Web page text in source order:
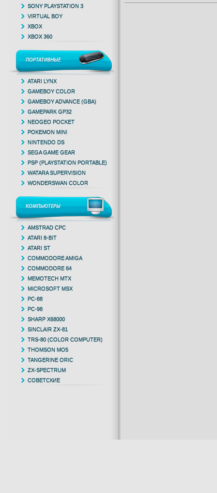
SONY PLAYSTATION 3
VIRTUAL BOY
XBOX
XBOX 360
ПОРТАТИВНЫЕ
ATARI LYNX
GAMEBOY COLOR
GAMEBOY ADVANCE (GBA)
GAMEPARK GP32
NEOGEO POCKET
POKEMON MINI
NINTENDO DS
SEGA GAME GEAR
PSP (PLAYSTATION PORTABLE)
WATARA SUPERVISION
WONDERSWAN COLOR
КОМПЬЮТЕРЫ
AMSTRAD CPC
ATARI 8-BIT
ATARI ST
COMMODORE AMIGA
COMMODORE 64
MEMOTECH MTX
MICROSOFT MSX
PC-88
PC-98
SHARP X68000
SINCLAIR ZX-81
TRS-80 (COLOR COMPUTER)
THOMSON MO5
TANGERINE ORIC
ZX-SPECTRUM
СОВЕТСКИЕ